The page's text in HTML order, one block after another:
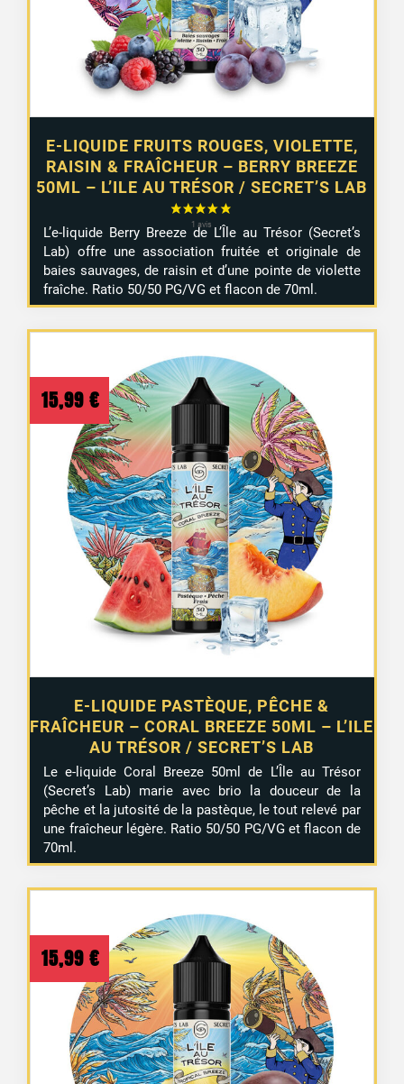
E-LIQUIDE FRUITS ROUGES, VIOLETTE,
RAISIN & FRAÎCHEUR – BERRY BREEZE
50ML – L’ILE AU TRÉSOR / SECRET’S LAB
L’e-liquide Berry Breeze de L’Île au Trésor (Secret’s
Lab) offre une association fruitée et originale de
baies sauvages, de raisin et d’une pointe de violette
fraîche. Ratio 50/50 PG/VG et flacon de 70ml.
E-LIQUIDE PASTÈQUE, PÊCHE &
FRAÎCHEUR – CORAL BREEZE 50ML – L’ILE
AU TRÉSOR / SECRET’S LAB
15,99 €
Le e-liquide Coral Breeze 50ml de L’Île au Trésor
(Secret’s Lab) marie avec brio la douceur de la
pêche et la jutosité de la pastèque, le tout relevé par
une fraîcheur légère. Ratio 50/50 PG/VG et flacon de
70ml.
15,99 €